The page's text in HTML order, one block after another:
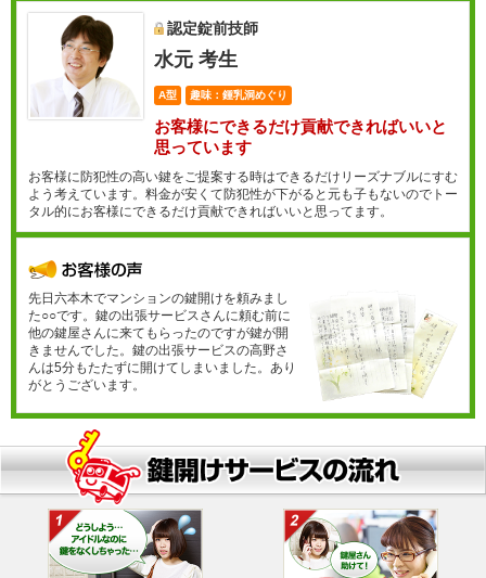
認定錠前技師
水元 考生
A型 趣味：鍾乳洞めぐり
お客様にできるだけ貢献できればいいと
思っています
お客様に防犯性の高い鍵をご提案する時はできるだけリーズナブルにすむ
よう考えています。料金が安くて防犯性が下がると元も子もないのでトー
タル的にお客様にできるだけ貢献できればいいと思ってます。
先日六本木でマンションの鍵開けを頼みまし
た○○です。鍵の出張サービスさんに頼む前に
他の鍵屋さんに来てもらったのですが鍵が開
きませんでした。鍵の出張サービスの高野さ
んは5分もたたずに開けてしまいました。あり
がとうございます。